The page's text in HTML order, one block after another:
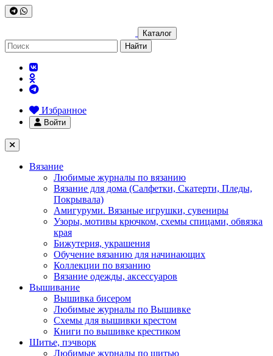
Каталог
Найти
Избранное
Войти
Вязание
Любимые журналы по вязанию
Вязание для дома (Салфетки, Скатерти, Пледы,
Покрывала)
Амигуруми. Вязаные игрушки, сувениры
Узоры, мотивы крючком, схемы спицами, обвязка
края
Бижутерия, украшения
Обучение вязанию для начинающих
Коллекции по вязанию
Вязание одежды, аксессуаров
Вышивание
Вышивка бисером
Любимые журналы по Вышивке
Схемы для вышивки крестом
Книги по вышивке крестиком
Шитье, пэчворк
Любимые журналы по шитью